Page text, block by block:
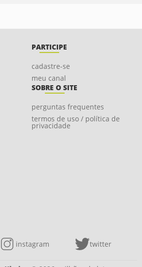
PARTICIPE
cadastre-se
meu canal
SOBRE O SITE
perguntas frequentes
termos de uso / política de
privacidade
instagram twitter